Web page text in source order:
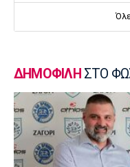
Επιστρέφει στη
Ατζέντης
ότι απόφασή του
Μπαρτσελόνα»
07:50
Super League 1
«Η Λέφσκι
ΔΗΜΟΦΙΛΗ ΣΤΟ